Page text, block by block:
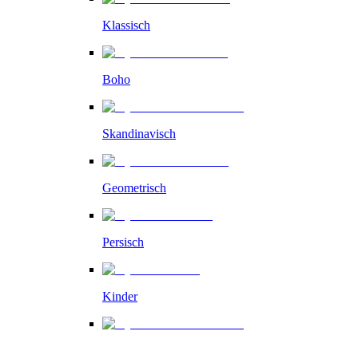
Klassisch
Boho
Skandinavisch
Geometrisch
Persisch
Kinder